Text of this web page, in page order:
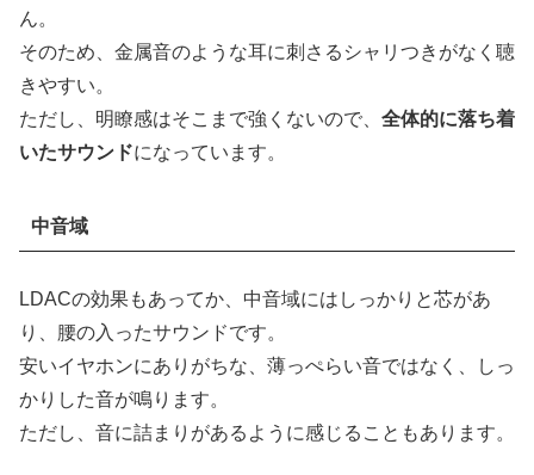
ん。
そのため、金属音のような耳に刺さるシャリつきがなく聴
きやすい。
ただし、明瞭感はそこまで強くないので、 全体的に落ち着
いたサウンドになっています。
中音域
LDACの効果もあってか、中音域にはしっかりと芯があ
り、腰の入ったサウンドです。
安いイヤホンにありがちな、薄っぺらい音ではなく、しっ
かりした音が鳴ります。
ただし、音に詰まりがあるように感じることもあります。